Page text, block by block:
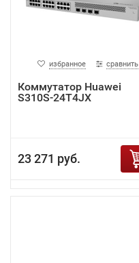
избранное сравнить
Коммутатор Huawei
S310S-24T4JX
23 271 руб.